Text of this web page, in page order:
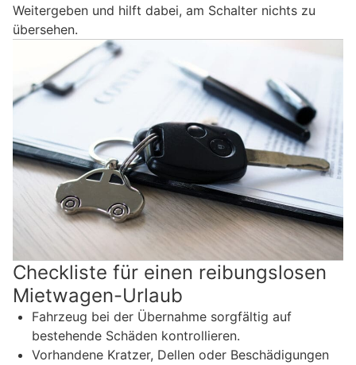
Weitergeben und hilft dabei, am Schalter nichts zu
übersehen.
Checkliste für einen reibungslosen
Mietwagen-Urlaub
Fahrzeug bei der Übernahme sorgfältig auf
bestehende Schäden kontrollieren.
Vorhandene Kratzer, Dellen oder Beschädigungen